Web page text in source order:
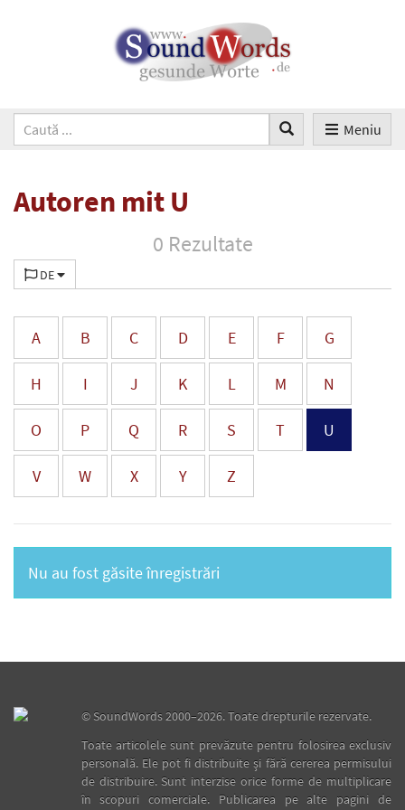
Meniu
Autoren mit U
0 Rezultate
DE
A B C D E F G
H I J K L M N
O P Q R S T U
V W X Y Z
Nu au fost găsite înregistrări
©SoundWords2000–2026. Toate drepturile rezervate.
Toate articolele sunt prevăzute pentru folosirea exclusiv
personală. Ele pot fi distribuite şi fără cererea permisului
de distribuire. Sunt interzise orice forme de multiplicare
în scopuri comerciale. Publicarea pe alte pagini de